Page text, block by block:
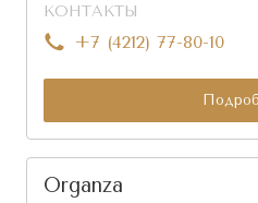
КОНТАКТЫ
+7 (4212) 77-80-10
Organza